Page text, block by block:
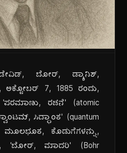
ಬೋರ್, ಡ್ಯಾನಿಶ್,
ಅಕ್ಟೋಬರ್ 7, 1885 ರಂದು,
ರಚನೆ' (atomic
ಸಿದ್ಧಾಂತ' (quantum
ಕೊಡುಗೆಗಳನ್ನು,
'ಬೋರ್, ಮಾದರಿ' (Bohr